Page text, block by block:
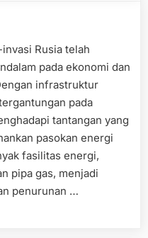
Rusia telah
pada ekonomi dan
infrastruktur
pada
tantangan yang
pasokan energi
fasilitas energi,
pipa gas, menjadi
penurunan …